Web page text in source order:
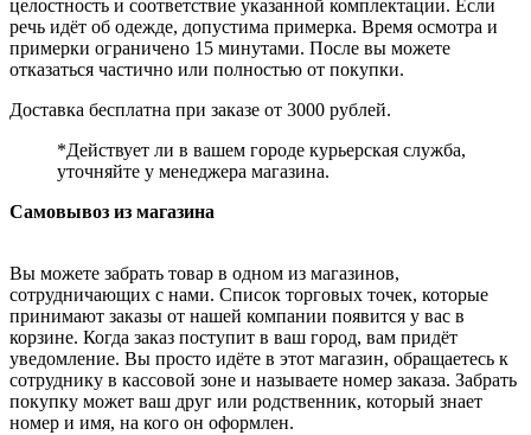
целостность и соответствие указанной комплектации. Если
речь идёт об одежде, допустима примерка. Время осмотра и
примерки ограничено 15 минутами. После вы можете
отказаться частично или полностью от покупки.
Доставка бесплатна при заказе от 3000 рублей.
*Действует ли в вашем городе курьерская служба,
уточняйте у менеджера магазина.
Самовывоз из магазина
Вы можете забрать товар в одном из магазинов,
сотрудничающих с нами. Список торговых точек, которые
принимают заказы от нашей компании появится у вас в
корзине. Когда заказ поступит в ваш город, вам придёт
уведомление. Вы просто идёте в этот магазин, обращаетесь к
сотруднику в кассовой зоне и называете номер заказа. Забрать
покупку может ваш друг или родственник, который знает
номер и имя, на кого он оформлен.